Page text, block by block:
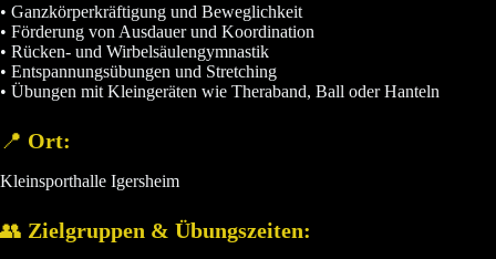
• Ganzkörperkräftigung und Beweglichkeit
• Förderung von Ausdauer und Koordination
• Rücken- und Wirbelsäulengymnastik
• Entspannungsübungen und Stretching
• Übungen mit Kleingeräten wie Theraband, Ball oder Hanteln
📍 Ort:
Kleinsporthalle Igersheim
👥 Zielgruppen & Übungszeiten: